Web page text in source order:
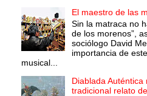
El maestro de las
Sin la matraca no
de los morenos”,
sociólogo David
importancia de
musical...
Diablada Auténtica
tradicional relato